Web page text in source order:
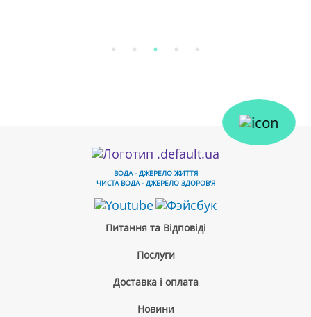
ВОДА - ДЖЕРЕЛО ЖИТТЯ
ЧИСТА ВОДА - ДЖЕРЕЛО ЗДОРОВ'Я
Питання та Відповіді
Послуги
Доставка і оплата
Новини